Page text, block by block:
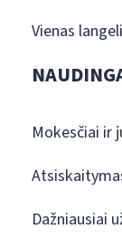
Vienas
Mokesčiai ir
Dažniausiai